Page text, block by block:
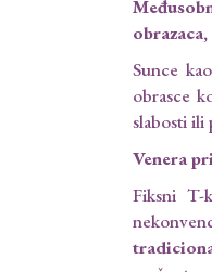
Sunce
obrasce
slabosti ili
Venera
Fiksni T-